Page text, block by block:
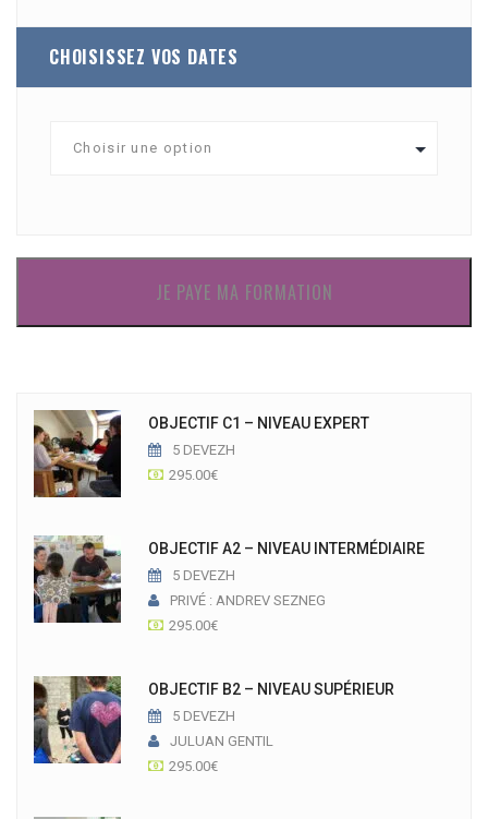
CHOISISSEZ VOS DATES
JE PAYE MA FORMATION
OBJECTIF C1 – NIVEAU EXPERT
5 DEVEZH
295.00€
OBJECTIF A2 – NIVEAU INTERMÉDIAIRE
5 DEVEZH
PRIVÉ : ANDREV SEZNEG
295.00€
OBJECTIF B2 – NIVEAU SUPÉRIEUR
5 DEVEZH
JULUAN GENTIL
295.00€